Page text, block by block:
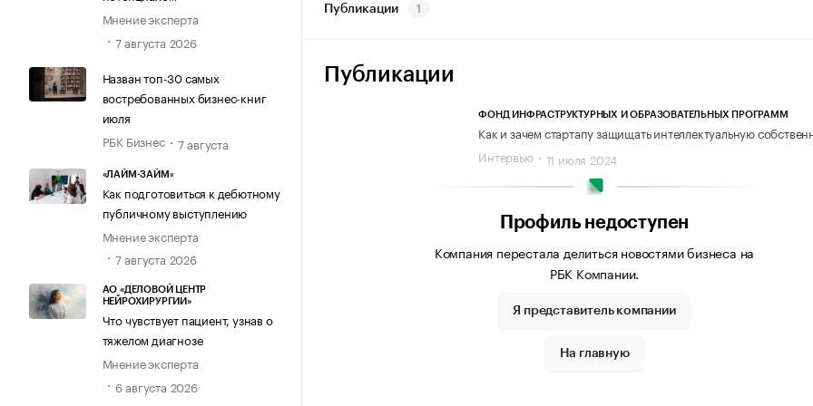
Мнение эксперта
7 августа 2026
Назван топ-30 самых
востребованных бизнес-книг
июля
РБК Бизнес
7 августа
«ЛАЙМ-ЗАЙМ»
Как подготовиться к дебютному
публичному выступлению
Мнение эксперта
7 августа 2026
АО «ДЕЛОВОЙ ЦЕНТР
НЕЙРОХИРУРГИИ»
Что чувствует пациент, узнав о
тяжелом диагнозе
Мнение эксперта
6 августа 2026
Публикации 1
Публикации
ФОНД ИНФРАСТРУКТУРНЫХ И ОБРАЗОВАТЕЛЬНЫХ ПРОГРАММ
Как и зачем стартапу защищать интеллектуальную
Интервью
11 июля 2024
Профиль недоступен
Компания перестала делиться новостями бизнеса на
РБК Компании.
Я представитель компании
На главную